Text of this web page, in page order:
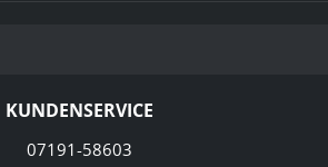
KUNDENSERVICE
07191-58603